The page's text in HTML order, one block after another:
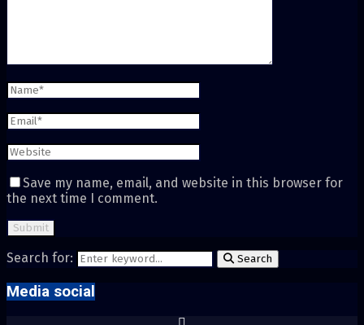
Save my name, email, and website in this browser for
the next time I comment.
Search for: Search
Media social